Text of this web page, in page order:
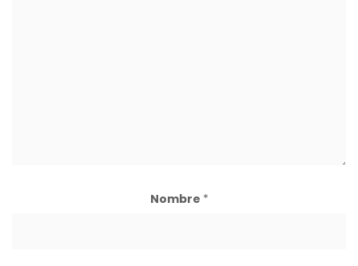
Nombre *